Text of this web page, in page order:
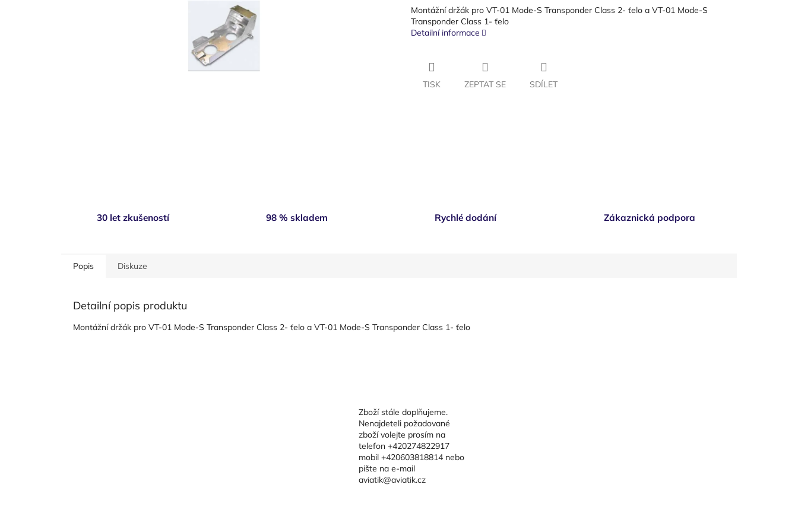
Montážní držák pro VT-01 Mode-S Transponder Class 2- ťelo a VT-01 Mode-S
Transponder Class 1- ťelo
Detailní informace
TISK ZEPTAT SE SDÍLET
30 let zkušeností 98 % skladem Rychlé dodání Zákaznická podpora
Popis Diskuze
Detailní popis produktu
Montážní držák pro VT-01 Mode-S Transponder Class 2- ťelo a VT-01 Mode-S Transponder Class 1- ťelo
Zboží stále doplňujeme.
Nenajdeteli požadované
zboží volejte prosím na
telefon +420274822917
mobil +420603818814 nebo
pište na e-mail
aviatik@aviatik.cz